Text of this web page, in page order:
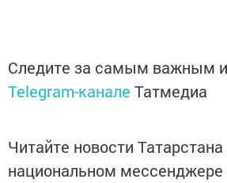
Следите за самым важным
Telegram-канале Татмедиа
Читайте новости Татарстана
национальном